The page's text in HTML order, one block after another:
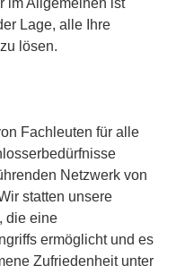
im Allgemeinen ist
Lage, alle Ihre
lösen.
Fachleuten für alle
Netzwerk von
statten unsere
die eine
ermöglicht und es
Zufriedenheit unter